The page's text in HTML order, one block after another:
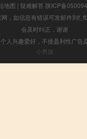
地图 | 疑难解答 陕ICP备
，如信息有错误可发邮件到
会及时纠正，谢谢
人兴趣爱好，不接盈利性广告
小男孩